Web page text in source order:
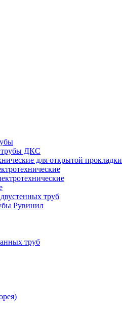
трубы ДКС
для открытой прокладки
труб
Рувинил
труб